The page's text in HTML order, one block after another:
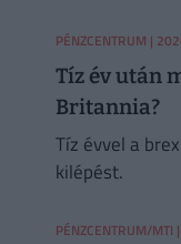
PÉNZCENTRUM |
Tíz év után
Britannia?
Tíz évvel a
kilépést.
PÉNZCENTRUM/MTI